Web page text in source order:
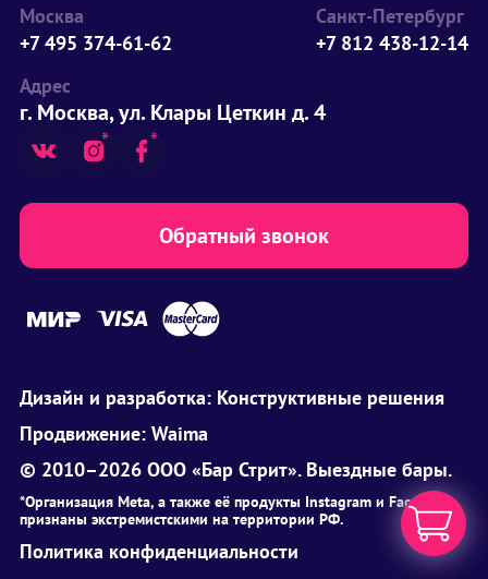
Москва
+7 495 374-61-62
Санкт-Петербург
+7 812 438-12-14
Адрес
г. Москва, ул. Клары Цеткин д. 4
Обратный звонок
Дизайн и разработка: Конструктивные решения
Продвижение: Waima
© 2010–2026 ООО «Бар Стрит». Выездные бары.
*Организация Meta, а также её продукты Instagram и Facebook
признаны экстремистскими на территории РФ.
Политика конфиденциальности